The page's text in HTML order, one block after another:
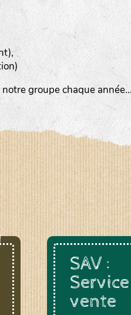
groupe chaque
animée par Anne DEVOUGE
autour du
profiter des chemins
cuisine, vannerie,
SAV :
vente